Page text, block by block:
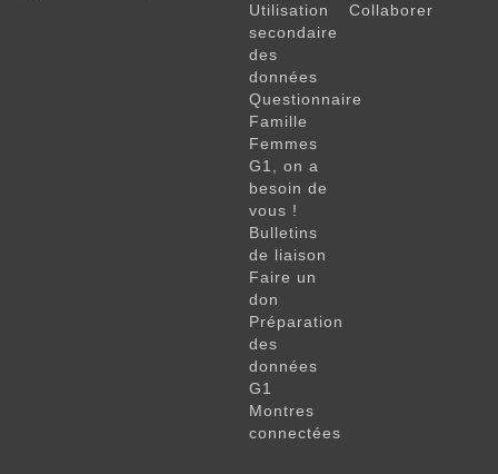
Utilisation
secondaire
des
données
Questionnaire
Famille
Femmes
G1, on a
besoin de
vous !
Bulletins
de liaison
Faire un
don
Préparation
des
données
G1
Montres
connectées
Collaborer